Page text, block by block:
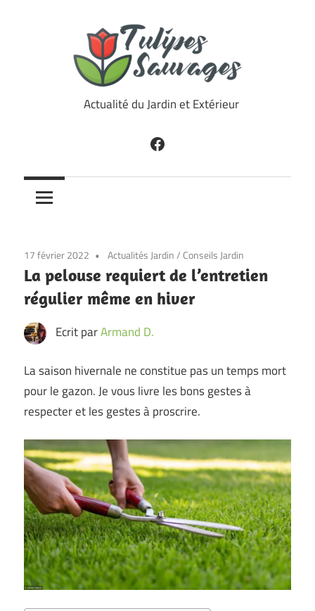
TulipesActualité du Jardin et Extérieur
Facebook
17 février 2022 Actualités Jardin/ Conseils Jardin
La pelouse requiert de l’entretien
régulier même en hiver
Ecrit parArmand D.
La saison hivernale ne constitue pas un temps mort
pour le gazon. Je vous livre les bons gestes à
respecter et les gestes à proscrire.